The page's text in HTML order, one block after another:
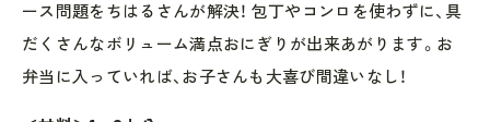
ース問題をちはるさんが解決！ 包丁やコンロを使わずに、具
だくさんなボリューム満点おにぎりが出来あがります。お
弁当に入っていれば、お子さんも大喜び間違いなし！